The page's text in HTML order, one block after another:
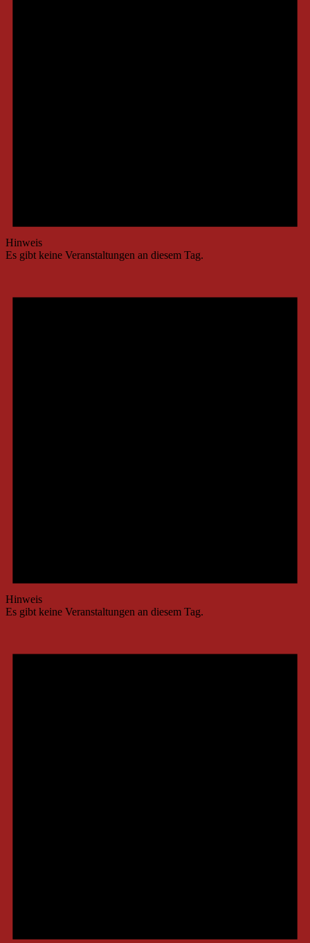
Hinweis
Es gibt keine Veranstaltungen an diesem Tag.
Hinweis
Es gibt keine Veranstaltungen an diesem Tag.